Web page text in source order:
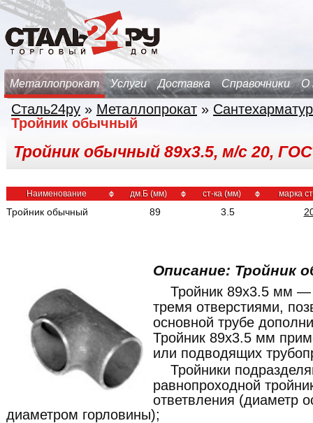
Металлопрокат Услуги Доставка Справочники О
Сталь24ру » Металлопрокат »
Тройник обычный
Тройник обычный 89х3.5, м/с 20,
Наименование дм.Б (мм) ст-ка (мм) марка
Тройник обычный 89 3.5
Описание: Тройник
Тройник 89x3.5 мм —
тремя отверстиями,
основной трубе
Тройник 89x3.5 мм
или подводящих
Тройники
равнопроходной
ответвления (диаметр
диаметром горловины);